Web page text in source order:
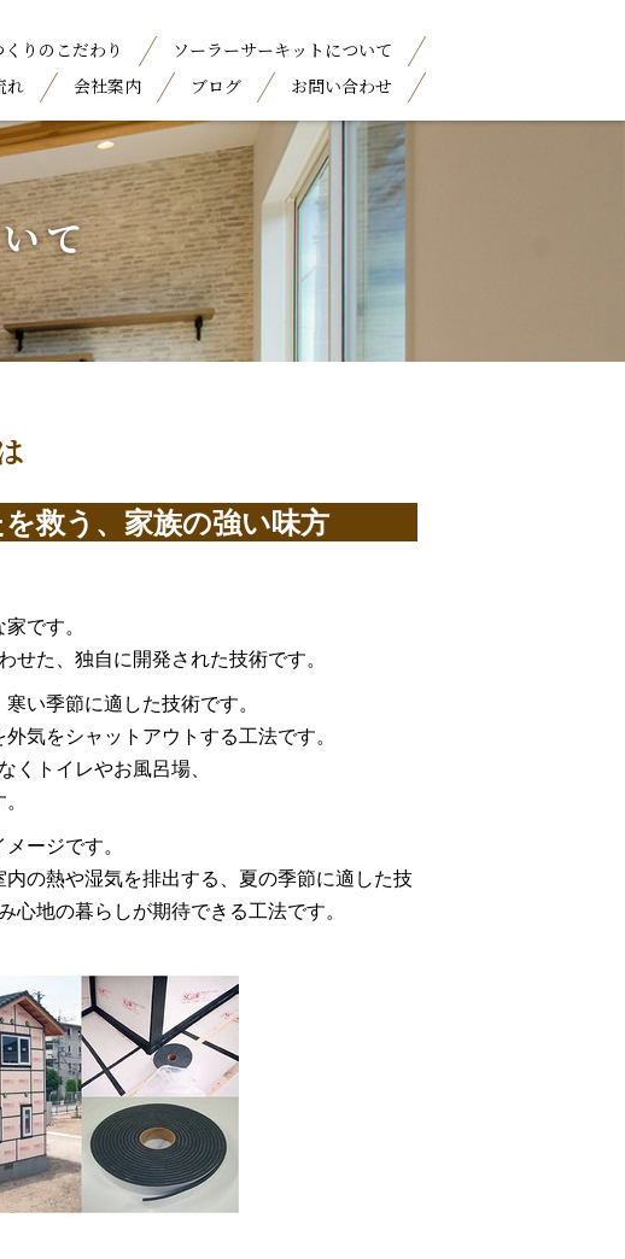
りのこだわり
ソーラーサーキットについて
れ
会社案内 ブログ お問い合わせ
て
救う、家族の強い味方
です。
た、独自に開発された技術です。
い季節に適した技術です。
気をシャットアウトする工法です。
くトイレやお風呂場、
ージです。
の熱や湿気を排出する、夏の季節に適した技
地の暮らしが期待できる工法です。